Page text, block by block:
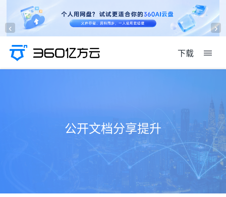
‹ ›
下载
公开文档分享提升